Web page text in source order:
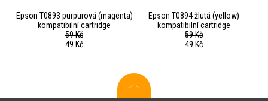
Epson T0893 purpurová (magenta)
kompatibilní cartridge
59 Kč
49 Kč
Epson T0894 žlutá (yellow)
kompatibilní cartridge
59 Kč
49 Kč